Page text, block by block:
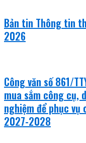
Bản tin Thông tin
2026
Công văn số 861/
mua sắm công cụ,
nghiệm để phục
2027-2028